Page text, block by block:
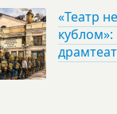
«Театр
кублом»: